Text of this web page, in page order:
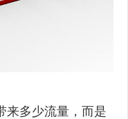
来多少流量，而是